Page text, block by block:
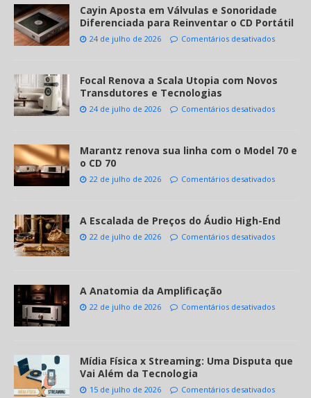
Cayin Aposta em Válvulas e Sonoridade
Diferenciada para Reinventar o CD Portátil
24 de julho de 2026 Comentários desativados
Focal Renova a Scala Utopia com Novos
Transdutores e Tecnologias
24 de julho de 2026 Comentários desativados
Marantz renova sua linha com o Model 70 e
o CD 70
22 de julho de 2026 Comentários desativados
A Escalada de Preços do Áudio High-End
22 de julho de 2026 Comentários desativados
A Anatomia da Amplificação
22 de julho de 2026 Comentários desativados
Mídia Física x Streaming: Uma Disputa que
Vai Além da Tecnologia
15 de julho de 2026 Comentários desativados